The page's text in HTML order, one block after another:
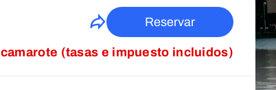
Reservar
(tasas e impuesto incluidos)